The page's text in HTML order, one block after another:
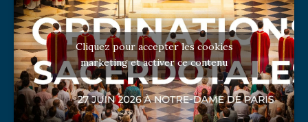
Cliquez pour accepter les cookies
marketing et activer ce contenu